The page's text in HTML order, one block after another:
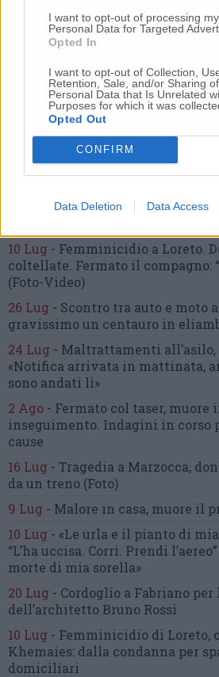
I want to opt-out of processing my
Personal Data for Targeted
Opted In
I want to opt-out of Collection,
Retention, Sale, and/or Sharing
Personal Data that Is Unrelated
Purposes for which it was
Opted Out
CONFIRM
Data Deletion Data Access
Commenta
Commenta
Gli articoli più letti
24 Lug-Bimbi costretti a colpirsi
buio:orrore all’asilo, arrestate
-Luigia Fortunato,
10 Lug - Femminicidio a Loreto.
coltellate. Fermato il compagno:
(Foto-Video)
26 Lug - Scontro tra auto e moto
gravissimo un centauro in
24 Lug - Maltrattamenti
«Notifica arrivata in mattinata,
sono andati lì»
2 Ago - Fermato col taser, muore
inseguimento. Indagini in corso
cause
16 Lug - Tragedia a Marzocca,
da un treno (Foto)
9 Lug - Malore in casa, muore il
10 Lug - «Le urla e il pianto di
“L’ha uccisa. Corri. Prendi l’aereo”
morte di mia sorella»
20 Lug - Cordoglio a Fabriano per
dell’architetto Bruno Rossi
10 Lug - Femminicidio di Loreto,
Khemaies: dalla condanna per
domiciliari